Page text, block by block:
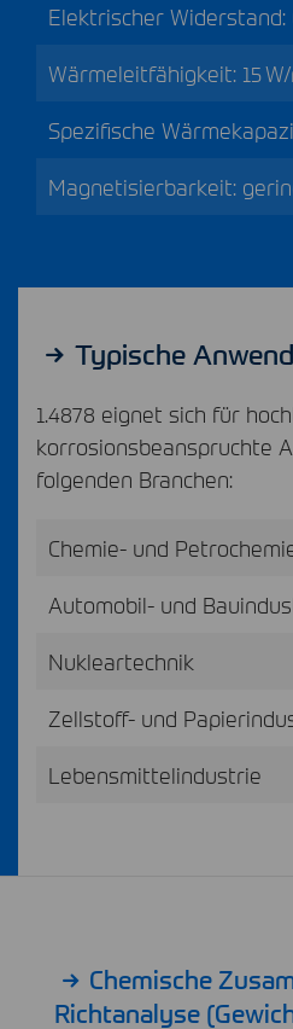
Elektrischer Widerstand:
Wärmeleitfähigkeit: 15 W/
Spezifische
Magnetisierbarkeit:
Typische
1.4878 eignet sich für
korrosionsbeanspruchte
folgenden Branchen:
Chemie- und
Automobil- und
Nukleartechnik
Zellstoff- und
Lebensmittelindustrie
Chemische
Richtanalyse